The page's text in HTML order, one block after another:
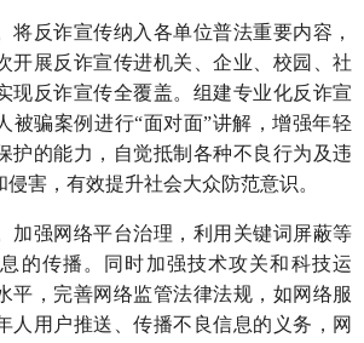
反诈宣传纳入各单位普法重要内容，
开展反诈宣传进机关、企业、校园、社
现反诈宣传全覆盖。组建专业化反诈宣
被骗案例进行“面对面”讲解，增强年轻
护的能力，自觉抵制各种不良行为及违
害，有效提升社会大众防范意识。
强网络平台治理，利用关键词屏蔽等
的传播。同时加强技术攻关和科技运
平，完善网络监管法律法规，如网络服
人用户推送、传播不良信息的义务，网